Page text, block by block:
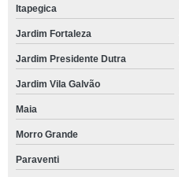
Itapegica
Jardim Fortaleza
Jardim Presidente Dutra
Jardim Vila Galvão
Maia
Morro Grande
Paraventi